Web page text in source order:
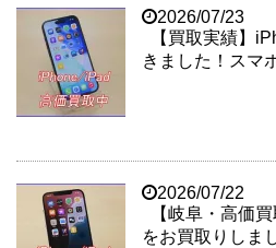
2026/07/23
【買取実績】
きました！スマ
2026/07/22
【岐阜・高価
をお買取りしま